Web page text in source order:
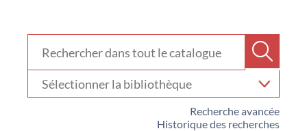
Recherche avancée
Historique des recherches
votre
bibliothèque